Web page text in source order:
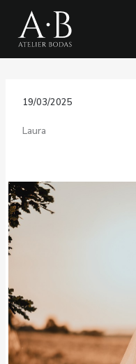
contenido
19/03/2025
Laura